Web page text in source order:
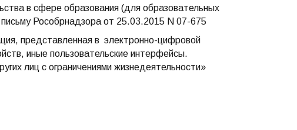
в сфере образования (для образовательных
письму Рособрнадзора от 25.03.2015 N 07-675
представленная в электронно-цифровой
иные пользовательские интерфейсы.
лиц с ограничениями жизнедеятельности»